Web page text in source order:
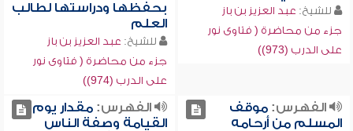
للشيخ: عبد العزيز بن باز
جزء من محاضرة ( فتاوى نور
على الدرب (973))
بحفظها ودراستها لطالب
العلم
للشيخ: عبد العزيز بن باز
جزء من محاضرة ( فتاوى نور
على الدرب (974))
الفهرس:موقف
المسلم من أرحامه
الفهرس:مقدار يوم
القيامة وصفة الناس